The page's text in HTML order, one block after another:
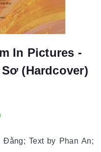
In Pictures -
(Hardcover)
Text by Phan An;